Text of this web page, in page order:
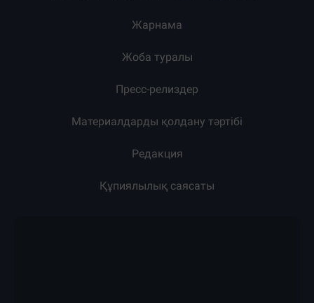
Жарнама
Жоба туралы
Пресс-релиздер
Материалдарды қолдану тәртібі
Редакция
Құпиялылық саясаты